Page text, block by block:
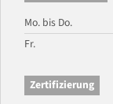
Mo. bis Do.
Fr.
Zertifizierung